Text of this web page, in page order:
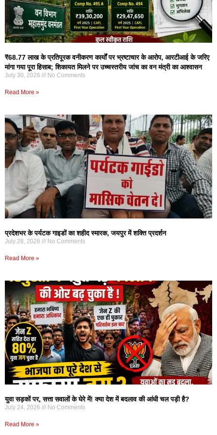
₹68.77 लाख के प्रतिपूरक वनीकरण कार्यों पर भ्रष्टाचार के आरोप, आरटीआई के जरिए
मांगा गया पूरा हिसाब; शिकायत मिलने पर उच्चस्तरीय जांच का वन मंत्री का आश्वासन
July 30, 2026 No Comments
Read More »
प्रदेशभर के पर्यटक गाइडों का शहीद स्मारक, जयपुर में शक्ति प्रदर्शन
July 28, 2026 No Comments
Read More »
युवा सड़कों पर, सत्ता सवालों के घेरे में! क्या देश में बदलाव की आंधी चल पड़ी है?
July 24, 2026 No Comments
Read More »